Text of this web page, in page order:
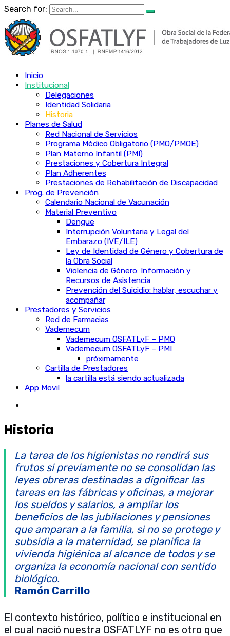
Search for:
Inicio
Institucional
Delegaciones
Identidad Solidaria
Historia
Planes de Salud
Red Nacional de Servicios
Programa Médico Obligatorio (PMO/PMOE)
Plan Materno Infantil (PMI)
Prestaciones y Cobertura Integral
Plan Adherentes
Prestaciones de Rehabilitación de Discapacidad
Prog. de Prevención
Calendario Nacional de Vacunación
Material Preventivo
Dengue
Interrupción Voluntaria y Legal del
Embarazo (IVE/ILE)
Ley de Identidad de Género y Cobertura de
la Obra Social
Violencia de Género: Información y
Recursos de Asistencia
Prevención del Suicidio: hablar, escuchar y
acompañar
Prestadores y Servicios
Red de Farmacias
Vademecum
Vademecum OSFATLyF – PMO
Vademecum OSFATLyF – PMI
próximamente
Cartilla de Prestadores
la cartilla está siendo actualizada
App Movil
Historia
La tarea de los higienistas no rendirá sus
frutos si previamente no se consolidan las
leyes obreras destinadas a dignificar las
tareas en las fábricas y oficinas, a mejorar
los sueldos y salarios, a ampliar los
beneficios de las jubilaciones y pensiones
que amparan a la familia, si no se protege y
subsidia a la maternidad, se planifica la
vivienda higiénica al alcance de todos y se
organiza la economía nacional con sentido
biológico.
Ramón Carrillo
El contexto histórico, político e institucional en
el cual nació nuestra OSFATLYF no es otro que